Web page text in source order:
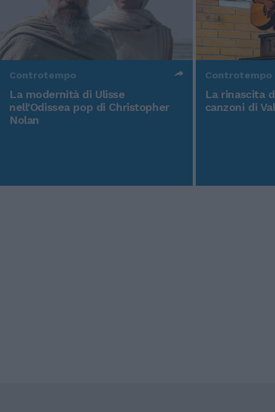
Controtempo
La modernità di Ulisse
nell'Odissea pop di Christopher
Nolan
Controtempo
La rinascita
canzoni di